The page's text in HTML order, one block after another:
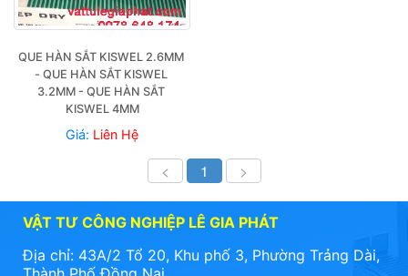
QUE HÀN SẮT KISWEL 2.6MM
- QUE HÀN SẮT KISWEL
3.2MM - QUE HÀN SẮT
KISWEL 4MM
Giá: Liên Hệ
< 1 >
VẬT TƯ CÔNG NGHIỆP LÊ GIA PHÁT
Địa chỉ: 43A/2 Tổ 20, Khu phố 3, Phường Trảng Dài,